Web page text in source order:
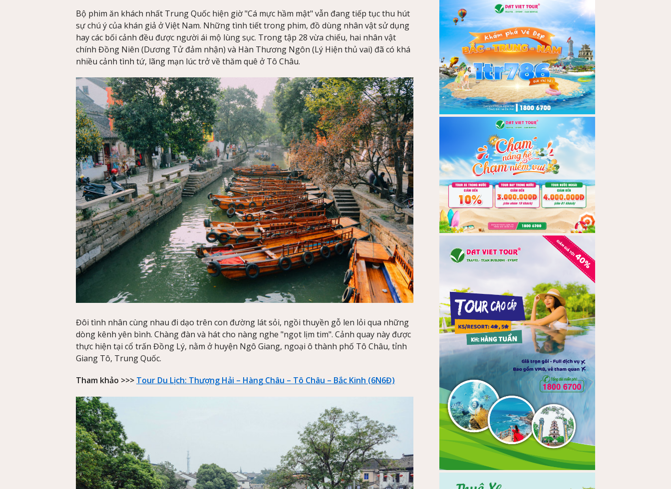
Bộ phim ăn khách nhất Trung Quốc hiện giờ "Cá mực hầm mật" vẫn đang tiếp tục thu hút
sự chú ý của khán giả ở Việt Nam. Những tình tiết trong phim, đồ dùng nhân vật sử dụng
hay các bối cảnh đều được người ái mộ lùng sục. Trong tập 28 vừa chiếu, hai nhân vật
chính Đồng Niên (Dương Tử đảm nhận) và Hàn Thương Ngôn (Lý Hiện thủ vai) đã có khá
nhiều cảnh tình tứ, lãng mạn lúc trở về thăm quê ở Tô Châu.
Đôi tình nhân cùng nhau đi dạo trên con đường lát sỏi, ngồi thuyền gỗ len lỏi qua những
dòng kênh yên bình. Chàng đàn và hát cho nàng nghe "ngọt lịm tim". Cảnh quay này được
thực hiện tại cổ trấn Đồng Lý, nằm ở huyện Ngô Giang, ngoại ô thành phố Tô Châu, tỉnh
Giang Tô, Trung Quốc.
Tham khảo >>> Tour Du Lịch: Thượng Hải – Hàng Châu – Tô Châu – Bắc Kinh (6N6Đ)